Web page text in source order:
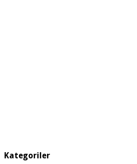
Kategoriler